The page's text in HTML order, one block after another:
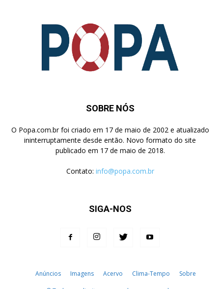
SOBRE NÓS
O Popa.com.br foi criado em 17 de maio de 2002 e atualizado
ininterruptamente desde então. Novo formato do site
publicado em 17 de maio de 2018.
Contato: info@popa.com.br
SIGA-NOS
Anúncios Imagens Acervo Clima-Tempo Sobre